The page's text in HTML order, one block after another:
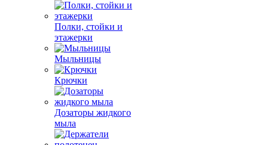
Полки, стойки и
этажерки
Мыльницы
Крючки
Дозаторы жидкого
мыла